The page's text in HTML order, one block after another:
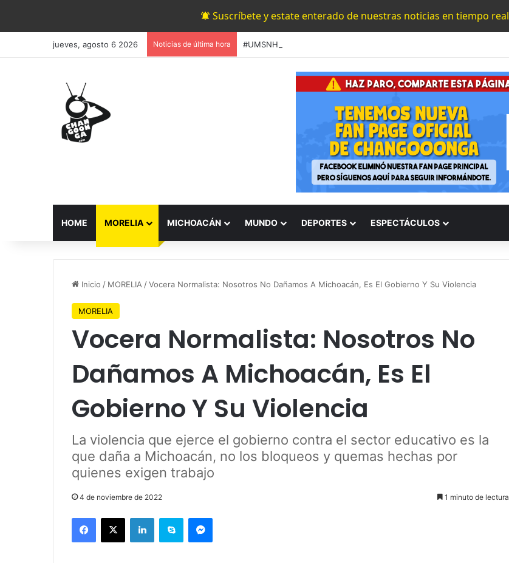
Suscríbete y estate enterado de nuestras noticias en tiempo real
jueves, agosto 6 2026 Noticias de última hora
HOME MORELIA MICHOACÁN MUNDO DEPORTES ESPECTÁCULOS
Inicio / MORELIA /Vocera Normalista: Nosotros No Dañamos A Michoacán, Es El Gobierno Y Su Violencia
MORELIA
Vocera Normalista: Nosotros No
Dañamos A Michoacán, Es El
Gobierno Y Su Violencia
La violencia que ejerce el gobierno contra el sector educativo es la
que daña a Michoacán, no los bloqueos y quemas hechas por
quienes exigen trabajo
4 de noviembre de 2022 1 minuto de lectura
Facebook
X LinkedInSkype Messenger